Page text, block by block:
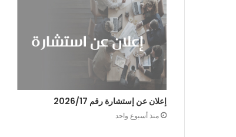
إعلان عن إستشارة رقم 2026/17
منذ أسبوع واحد